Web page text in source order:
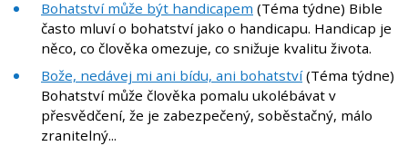
Bohatství může být handicapem (Téma týdne) Bible
často mluví o bohatství jako o handicapu. Handicap je
něco, co člověka omezuje, co snižuje kvalitu života.
Bože, nedávej mi ani bídu, ani bohatství(Téma týdne)
Bohatství může člověka pomalu ukolébávat v
přesvědčení, že je zabezpečený, soběstačný, málo
zranitelný...